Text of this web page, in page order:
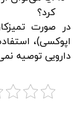
کرد؟
در صورت
اپوکسی)،
دارویی توصیه